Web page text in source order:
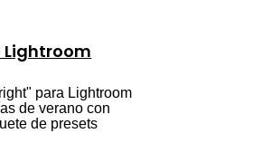
Lightroom
para Lightroom
de verano con
de presets